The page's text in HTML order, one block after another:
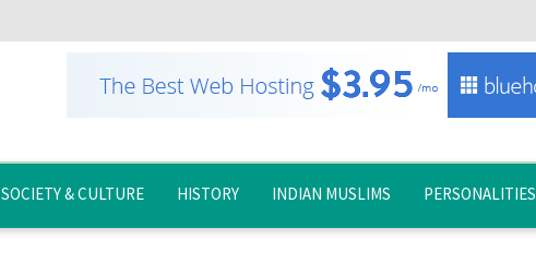
SOCIETY & CULTURE HISTORY INDIAN MUSLIMS PERSONALITIES